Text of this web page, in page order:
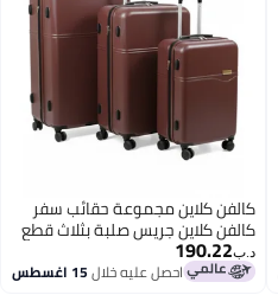
كالفن كلاين مجموعة حقائب سفر
كالفن كلاين جريس صلبة بثلاث قطع
بعجلات للجنسين خفيفة الوزن للغاية
من بعجلات دوارة ألوان وردي تاوب
د.ب‏190.22
احصل عليه خلال15 اغسطس